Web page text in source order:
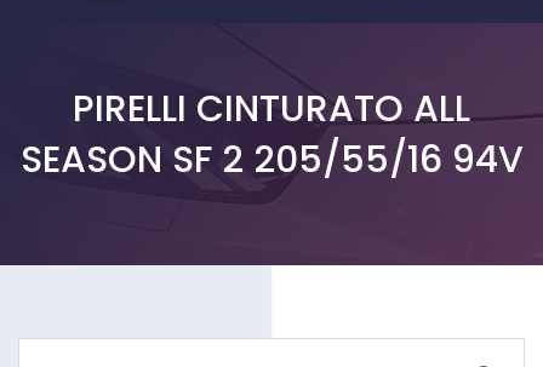
PIRELLI CINTURATO ALL
SEASON SF 2 205/55/16 94V